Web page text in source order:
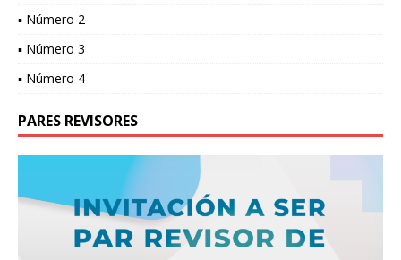
▪ Número 2
▪ Número 3
▪ Número 4
PARES REVISORES